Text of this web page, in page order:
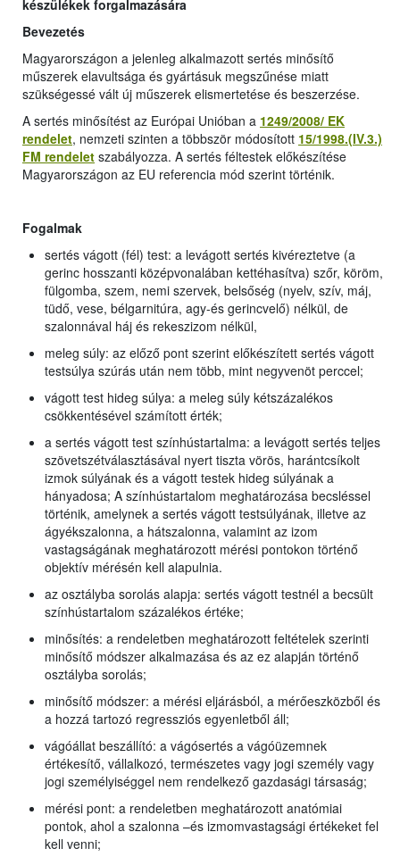
készülékek forgalmazására
Bevezetés
Magyarországon a jelenleg alkalmazott sertés minősítő
műszerek elavultsága és gyártásuk megszűnése miatt
szükségessé vált új műszerek elismertetése és beszerzése.
A sertés minősítést az Európai Unióban a 1249/2008/ EK
rendelet, nemzeti szinten a többször módosított 15/1998.(IV.3.)
FM rendelet szabályozza. A sertés féltestek előkészítése
Magyarországon az EU referencia mód szerint történik.
Fogalmak
sertés vágott (fél) test: a levágott sertés kivéreztetve (a
gerinc hosszanti középvonalában kettéhasítva) szőr, köröm,
fülgomba, szem, nemi szervek, belsőség (nyelv, szív, máj,
tüdő, vese, bélgarnitúra, agy-és gerincvelő) nélkül, de
szalonnával háj és rekeszizom nélkül,
meleg súly: az előző pont szerint előkészített sertés vágott
testsúlya szúrás után nem több, mint negyvenöt perccel;
vágott test hideg súlya: a meleg súly kétszázalékos
csökkentésével számított érték;
a sertés vágott test színhústartalma: a levágott sertés teljes
szövetszétválasztásával nyert tiszta vörös, harántcsíkolt
izmok súlyának és a vágott testek hideg súlyának a
hányadosa; A színhústartalom meghatározása becsléssel
történik, amelynek a sertés vágott testsúlyának, illetve az
ágyékszalonna, a hátszalonna, valamint az izom
vastagságának meghatározott mérési pontokon történő
objektív mérésén kell alapulnia.
az osztályba sorolás alapja: sertés vágott testnél a becsült
színhústartalom százalékos értéke;
minősítés: a rendeletben meghatározott feltételek szerinti
minősítő módszer alkalmazása és az ez alapján történő
osztályba sorolás;
minősítő módszer: a mérési eljárásból, a mérőeszközből és
a hozzá tartozó regressziós egyenletből áll;
vágóállat beszállító: a vágósertés a vágóüzemnek
értékesítő, vállalkozó, természetes vagy jogi személy vagy
jogi személyiséggel nem rendelkező gazdasági társaság;
mérési pont: a rendeletben meghatározott anatómiai
pontok, ahol a szalonna –és izmomvastagsági értékeket fel
kell venni;